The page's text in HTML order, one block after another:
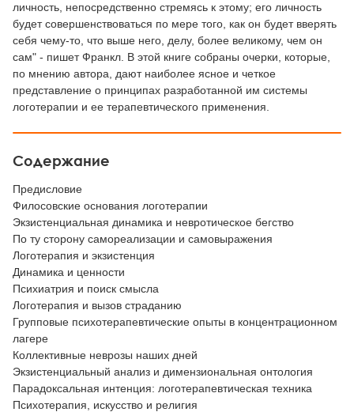
личность, непосредственно стремясь к этому; его личность
будет совершенствоваться по мере того, как он будет вверять
себя чему-то, что выше него, делу, более великому, чем он
сам" - пишет Франкл. В этой книге собраны очерки, которые,
по мнению автора, дают наиболее ясное и четкое
представление о принципах разработанной им системы
логотерапии и ее терапевтического применения.
Содержание
Предисловие
Филосовские основания логотерапии
Экзистенциальная динамика и невротическое бегство
По ту сторону самореализации и самовыражения
Логотерапия и экзистенция
Динамика и ценности
Психиатрия и поиск смысла
Логотерапия и вызов страданию
Групповые психотерапевтические опыты в концентрационном
лагере
Коллективные неврозы наших дней
Экзистенциальный анализ и димензиональная онтология
Парадоксальная интенция: логотерапевтическая техника
Психотерапия, искусство и религия